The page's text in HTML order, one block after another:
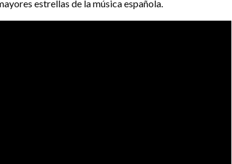
estrellas de la música española.